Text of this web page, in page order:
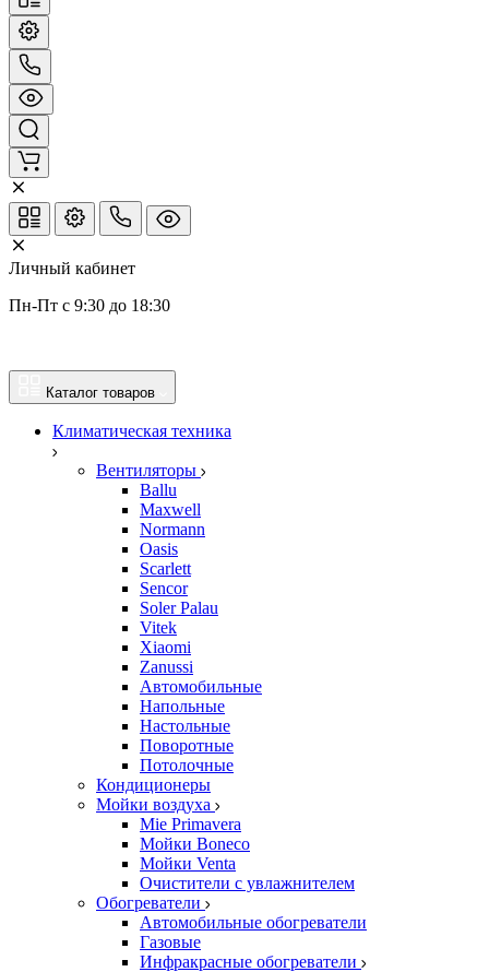
Личный кабинет
Пн-Пт с 9:30 до 18:30
Каталог товаров
Климатическая техника
Вентиляторы
Ballu
Maxwell
Normann
Oasis
Scarlett
Sencor
Soler Palau
Vitek
Xiaomi
Zanussi
Автомобильные
Напольные
Настольные
Поворотные
Потолочные
Кондиционеры
Мойки воздуха
Mie Primavera
Мойки Boneco
Мойки Venta
Очистители с увлажнителем
Обогреватели
Автомобильные обогреватели
Газовые
Инфракрасные обогреватели